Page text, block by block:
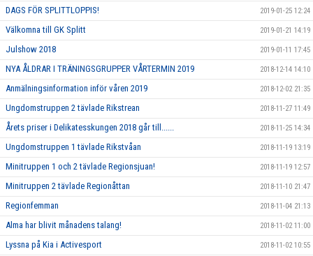
DAGS FÖR SPLITTLOPPIS! 2019-01-25 12:24
Välkomna till GK Splitt 2019-01-21 14:19
Julshow 2018 2019-01-11 17:45
NYA ÅLDRAR I TRÄNINGSGRUPPER VÅRTERMIN 2019 2018-12-14 14:10
Anmälningsinformation inför våren 2019 2018-12-02 21:35
Ungdomstruppen 2 tävlade Rikstrean 2018-11-27 11:49
Årets priser i Delikatesskungen 2018 går till...... 2018-11-25 14:34
Ungdomstruppen 1 tävlade Rikstvåan 2018-11-19 13:19
Minitruppen 1 och 2 tävlade Regionsjuan! 2018-11-19 12:57
Minitruppen 2 tävlade Regionåttan 2018-11-10 21:47
Regionfemman 2018-11-04 21:13
Alma har blivit månadens talang! 2018-11-02 11:00
Lyssna på Kia i Activesport 2018-11-02 10:55